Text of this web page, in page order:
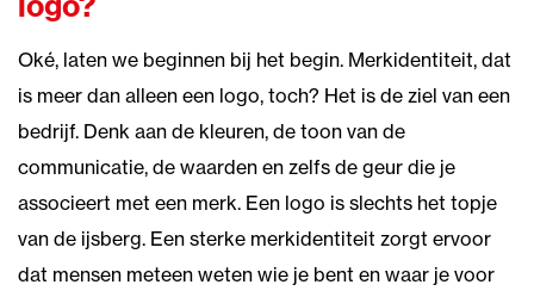
Oké, laten we beginnen bij het begin. Merkidentiteit, dat
is meer dan alleen een logo, toch? Het is de ziel van een
bedrijf. Denk aan de kleuren, de toon van de
communicatie, de waarden en zelfs de geur die je
associeert met een merk. Een logo is slechts het topje
van de ijsberg. Een sterke merkidentiteit zorgt ervoor
dat mensen meteen weten wie je bent en waar je voor